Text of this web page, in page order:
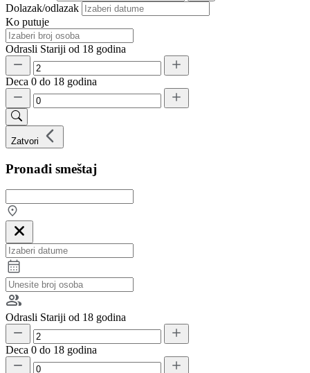
Dolazak/odlazak
Ko putuje
Odrasli Stariji od 18 godina
Deca 0 do 18 godina
Zatvori
Pronađi smeštaj
Odrasli Stariji od 18 godina
Deca 0 do 18 godina